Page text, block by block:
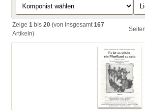
Zeige 1 bis 20 (von insgesamt167
Artikeln)